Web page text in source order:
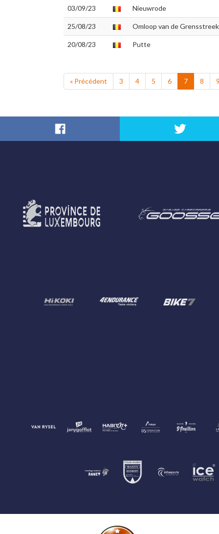
03/09/23 Nieuwrode
25/08/23 Omloop van de
20/08/23 Putte
« Précédent 3 4 5 6 7 8